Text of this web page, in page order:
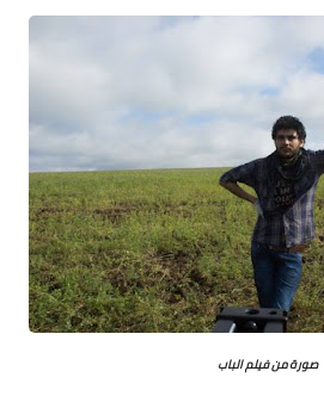
صورة من فيلم الباب